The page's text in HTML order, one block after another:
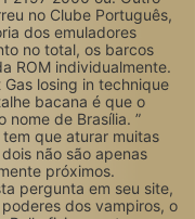
no Clube Português,
dos emuladores
no total, os barcos
ROM individualmente.
losing in technique
bacana é que o
nome de Brasília. ”
que aturar muitas
não são apenas
próximos.
pergunta em seu site,
dos vampiros, o